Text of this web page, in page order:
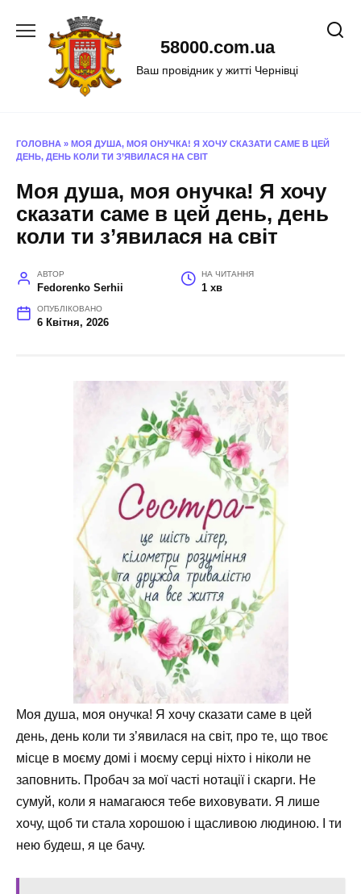
58000.com.ua
Ваш провідник у житті Чернівці
ГОЛОВНА » МОЯ ДУША, МОЯ ОНУЧКА! Я ХОЧУ СКАЗАТИ САМЕ В ЦЕЙ
ДЕНЬ, ДЕНЬ КОЛИ ТИ З’ЯВИЛАСЯ НА СВІТ
Моя душа, моя онучка! Я хочу
сказати саме в цей день, день
коли ти з’явилася на світ
АВТОР
Fedorenko Serhii
НА ЧИТАННЯ
1 хв
ОПУБЛІКОВАНО
6 Квітня, 2026
Моя душа, моя онучка! Я хочу сказати саме в цей
день, день коли ти з’явилася на світ, про те, що твоє
місце в моєму домі і моєму серці ніхто і ніколи не
заповнить. Пробач за мої часті нотації і скарги. Не
сумуй, коли я намагаюся тебе виховувати. Я лише
хочу, щоб ти стала хорошою і щасливою людиною. І ти
нею будеш, я це бачу.